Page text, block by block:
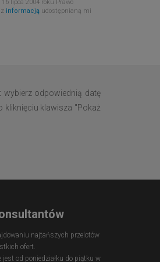
lipca 2004 roku Prawo
informacją udostępnianą mi
odpowiednią datę
klawisza "Pokaż
najtańszych przelotów
ofert.
od poniedziałku do piątku w